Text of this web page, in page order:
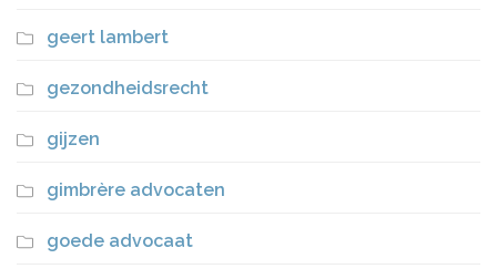
geert lambert
gezondheidsrecht
gijzen
gimbrère advocaten
goede advocaat